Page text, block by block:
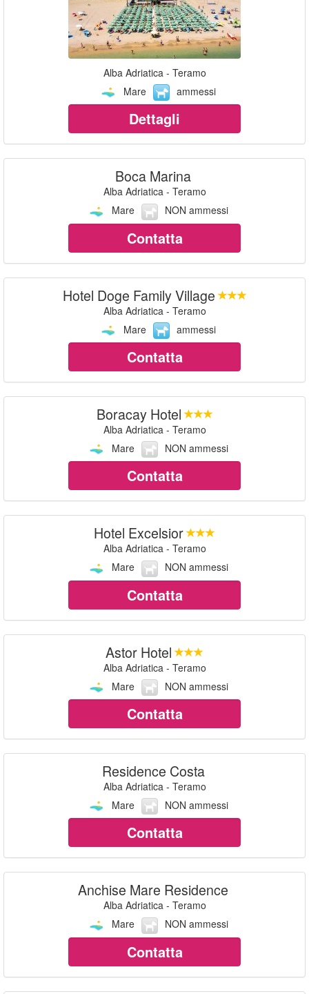
Alba Adriatica - Teramo
Mare
ammessi
Dettagli
Boca Marina
Alba Adriatica - Teramo
Mare
NON ammessi
Contatta
Hotel Doge Family Village
Alba Adriatica - Teramo
Mare
ammessi
Contatta
Boracay Hotel
Alba Adriatica - Teramo
Mare
NON ammessi
Contatta
Hotel Excelsior
Alba Adriatica - Teramo
Mare
NON ammessi
Contatta
Astor Hotel
Alba Adriatica - Teramo
Mare
NON ammessi
Contatta
Residence Costa
Alba Adriatica - Teramo
Mare
NON ammessi
Contatta
Anchise Mare Residence
Alba Adriatica - Teramo
Mare
NON ammessi
Contatta